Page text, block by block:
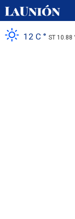
12 C ° ST 10.88